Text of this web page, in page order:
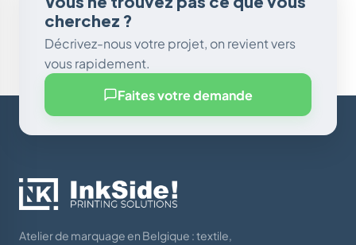
cherchez ?
Décrivez-nous votre projet, on revient vers
vous rapidement.
Faites votre demande
Atelier de marquage en Belgique : textile,